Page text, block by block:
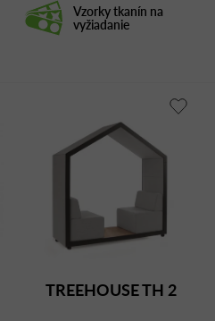
Vzorky tkanín na
vyžiadanie
TREEHOUSE TH 2